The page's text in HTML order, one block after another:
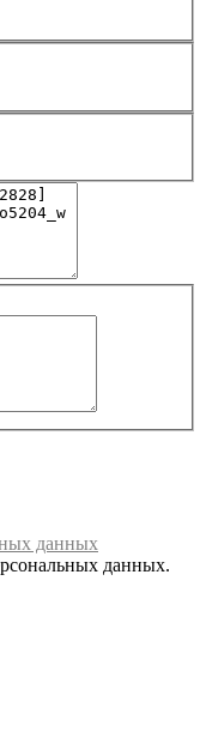
данных
данных.